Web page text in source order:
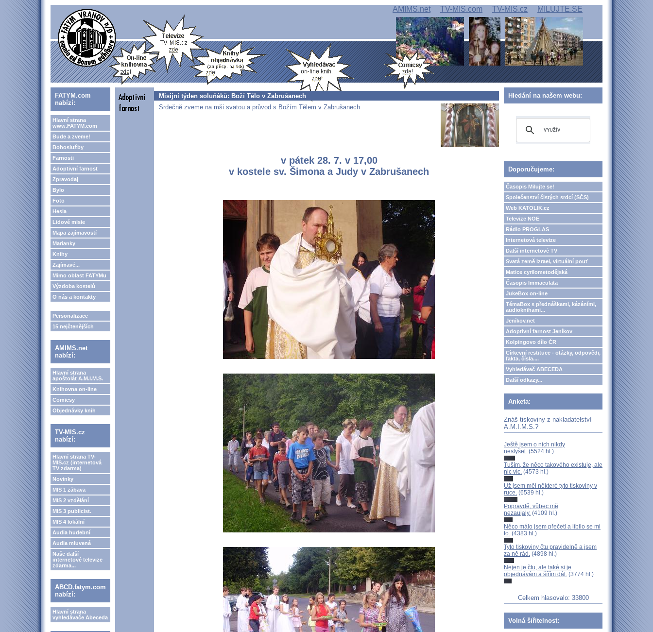
AMIMS.net TV-MIS.com TV-MIS.cz MILUJTE.SE
FATYM.com
nabízí:
Hlavní strana
www.FATYM.com
Bude a zveme!
Bohoslužby
Farnosti
Adoptivní farnost
Zpravodaj
Bylo
Foto
Hesla
Lidové misie
Mapa zajímavostí
Marianky
Knihy
Zajímavé...
Mimo oblast FATYMu
Výzdoba kostelů
O nás a kontakty
Personalizace
15 nejčtenějších
AMIMS.net
nabízí:
Hlavní strana
apoštolát A.M.I.M.S.
Knihovna on-line
Comicsy
Objednávky knih
TV-MIS.cz
nabízí:
Hlavní strana TV-
MIS.cz (internetová
TV zdarma)
Novinky
MIS 1 zábava
MIS 2 vzdělání
MIS 3 publicist.
MIS 4 lokální
Audia hudební
Audia mluvená
Naše další
internetové televize
zdarma...
ABCD.fatym.com
nabízí:
Hlavní strana
vyhledávače Abeceda
Misijní týden soluňáků: Boží Tělo v Zabrušanech
Srdečně zveme na mši svatou a průvod s Božím Tělem v Zabrušanech
v pátek 28. 7. v 17,00
v kostele sv. Šimona a Judy v Zabrušanech
Hledání na našem webu:
Doporučujeme:
Časopis Milujte se!
Společenství čistých srdcí (SČS)
Web KATOLIK.cz
Televize NOE
Rádio PROGLAS
Internetová televize
Další internetové TV
Svatá země Izrael, virtuální pouť
Matice cyrilometodějská
Časopis Immaculata
JukeBox on-line
TémaBox s přednáškami, kázáními,
audioknihami...
Jeníkov.net
Adoptivní farnost Jeníkov
Kolpingovo dílo ČR
Církevní restituce - otázky, odpovědi,
fakta, čísla....
Vyhledávač ABECEDA
Další odkazy...
Anketa:
Znáš tiskoviny z nakladatelství
A.M.I.M.S.?
Ještě jsem o nich nikdy
neslyšel. (5524 hl.)
Tuším, že něco takového existuje, ale
nic víc. (4573 hl.)
Už jsem měl některé tyto tiskoviny v
ruce. (6539 hl.)
Popravdě, vůbec mě
nezaujaly. (4109 hl.)
Něco málo jsem přečetl a líbilo se mi
to. (4383 hl.)
Tyto tiskoviny čtu pravidelně a jsem
za ně rád. (4898 hl.)
Nejen je čtu, ale také si je
objednávám a šířím dál. (3774 hl.)
Celkem hlasovalo: 33800
Volná šiřitelnost: